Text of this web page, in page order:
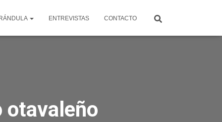
ENTREVISTAS CONTACTO
otavaleño